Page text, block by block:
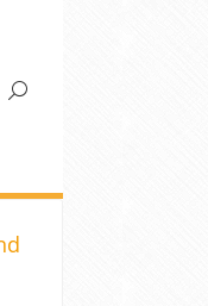
Search: